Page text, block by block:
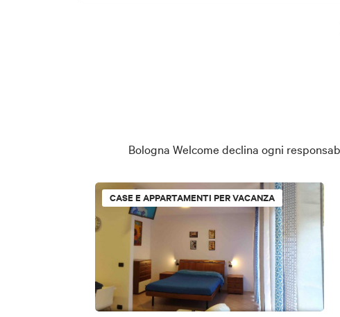
Bologna Welcome declina ogni
CASE E APPARTAMENTI PER VACANZA